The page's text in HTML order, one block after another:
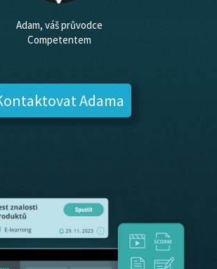
Adam, váš průvodce
Competentem
Adama